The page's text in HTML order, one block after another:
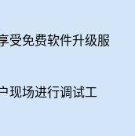
受免费软件升级服
现场进行调试工